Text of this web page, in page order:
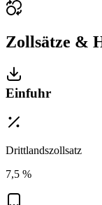
Zollsätze &
Einfuhr
Drittlandszollsatz
7,5 %